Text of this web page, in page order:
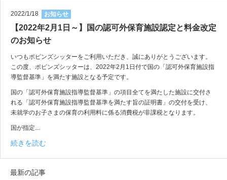
2022/1/18 お知らせ
【2022年2月1日～】国の認可外保育施設認定と料金改定
のお知らせ
いつもポピンズシッターをご利用いただき、誠にありがとうございます。
この度、ポピンズシッターは、2022年2月1日付で国の「認可外保育施設指
導監督基準」を満たす施設となる予定です。
国の「認可外保育施設指導監督基準」の項目全てを満たした施設に交付さ
れる「認可外保育施設指導監督基準を満たす旨の証明書」の交付を受け、
未就学のお子さまの保育の利用料に係る消費税が非課税となります。
国が指定...
続きを読む
最新の記事